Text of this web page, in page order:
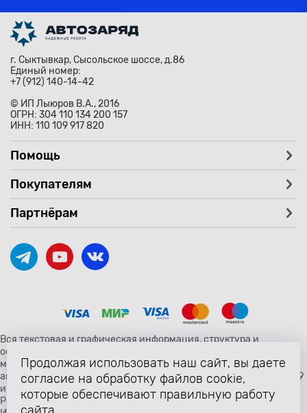
г. Сыктывкар, Сысольское шоссе, д.86
Единый номер:
+7 (912) 140-14-42
© ИП Лыюров В.А., 2016
ОГРН: 304 110 134 200 157
ИНН: 110 109 917 820
Помощь
Покупателям
Партнёрам
Вся текстовая и графическая информация, структура и
оформление страницы avtozaryad.ru защищены российскими и
международными законами и соглашениями об охране
авторских прав и интеллектуальной собственности (статьи 1259
и 1260 главы 70 «Авторское право» Гражданского Кодекса
Российской Федерации от 18 декабря 2006 года N 230-ФЗ).
Продолжая использовать наш сайт, вы даете
согласие на обработку файлов cookie,
которые обеспечивают правильную работу